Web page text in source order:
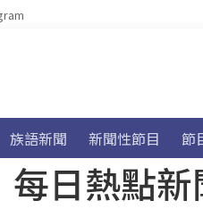
族語新聞 新聞性節目 節
日熱點